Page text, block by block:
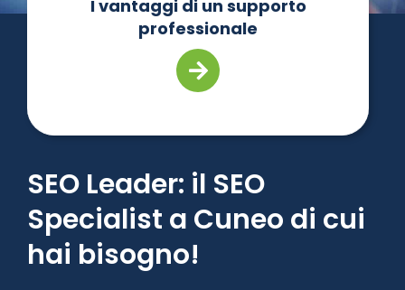
SEO Leader: il SEO
Specialist a Cuneo di cui
hai bisogno!
I vantaggi di un supporto
professionale